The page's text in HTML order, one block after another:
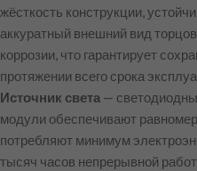
жёсткость конструкции,
аккуратный внешний вид
коррозии, что гарантирует
протяжении всего срока
Источник света —
модули обеспечивают
потребляют минимум
тысяч часов непрерывной